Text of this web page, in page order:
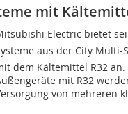
mit
Electric bietet
aus der City
dem Kältemittel R32 an.
mit R32
von mehreren